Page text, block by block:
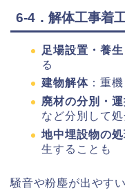
6-4．解体工事着
足場設置・養生
る
建物解体 ：重
廃材の分別・
など分別して処
地中埋設物の処
生することも
騒音や粉塵が出やす